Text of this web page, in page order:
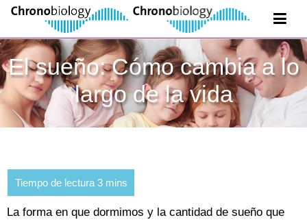
El sueño: Cómo cambia a lo
largo de la vida
La forma en que dormimos y la cantidad de sueño que